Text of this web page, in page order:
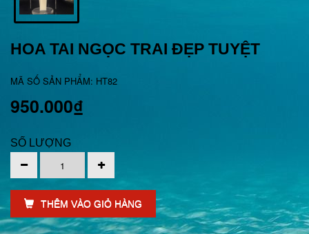
HOA TAI NGỌC TRAI ĐẸP TUYỆT
MÃ SỐ SẢN PHẨM: HT82
950.000₫
SỐ LƯỢNG
THÊM VÀO GIỎ HÀNG